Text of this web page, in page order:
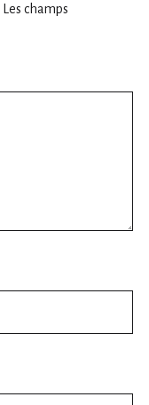
Les champs